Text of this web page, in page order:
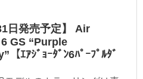
日発売予定】 Air
GS “Purple
【ｴｱｼﾞｮｰﾀﾞﾝ6ﾊﾟｰﾌﾟﾙﾀﾞ